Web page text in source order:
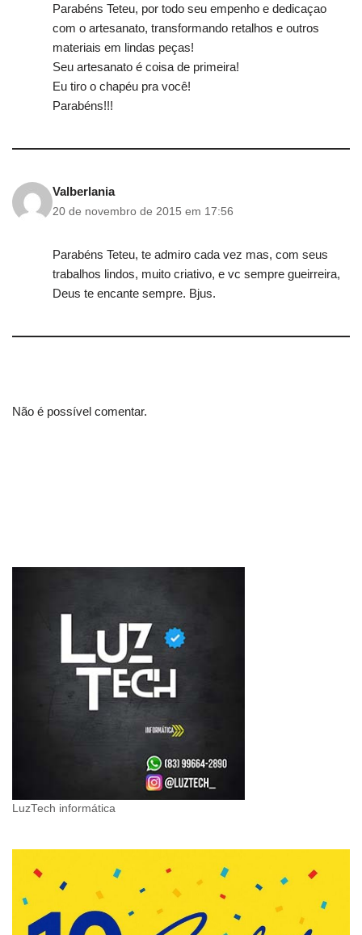
Parabéns Teteu, por todo seu empenho e dedicaçao
com o artesanato, transformando retalhos e outros
materiais em lindas peças!
Seu artesanato é coisa de primeira!
Eu tiro o chapéu pra você!
Parabéns!!!
Valberlania
20 de novembro de 2015 em 17:56
Parabéns Teteu, te admiro cada vez mas, com seus
trabalhos lindos, muito criativo, e vc sempre gueirreira,
Deus te encante sempre. Bjus.
Não é possível comentar.
LuzTech informática